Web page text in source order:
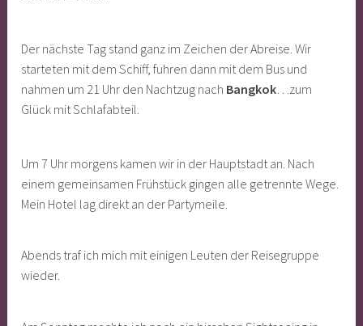
Der nächste Tag stand ganz im Zeichen der Abreise. Wir
starteten mit dem Schiff, fuhren dann mit dem Bus und
nahmen um 21 Uhr den Nachtzug nach Bangkok…zum
Glück mit Schlafabteil.
Um 7 Uhr morgens kamen wir in der Hauptstadt an. Nach
einem gemeinsamen Frühstück gingen alle getrennte Wege.
Mein Hotel lag direkt an der Partymeile.
Abends traf ich mich mit einigen Leuten der Reisegruppe
wieder.